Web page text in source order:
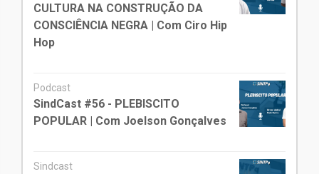
CULTURA NA CONSTRUÇÃO DA
CONSCIÊNCIA NEGRA | Com Ciro Hip
Hop
Podcast
SindCast #56 - PLEBISCITO
POPULAR | Com Joelson Gonçalves
Sindcast